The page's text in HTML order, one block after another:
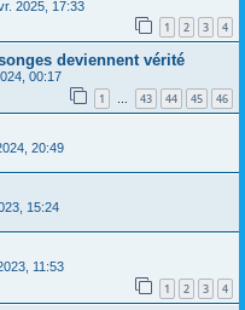
2025, 17:33
1 2 3 4
deviennent vérité
00:17
1 … 43 44 45 46
20:49
15:24
11:53
1 2 3 4